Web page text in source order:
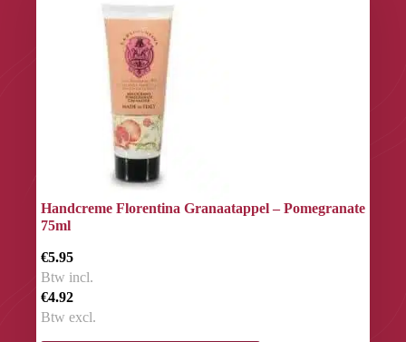
Handcreme Florentina Granaatappel – Pomegranate
75ml
€5.95
Btw incl.
€4.92
Btw excl.